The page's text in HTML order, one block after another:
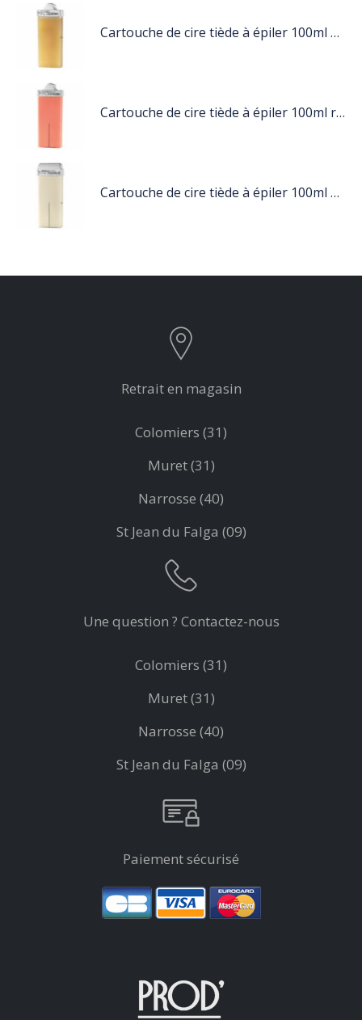
Cartouche de cire tiède à épiler 100ml miel
Cartouche de cire tiède à épiler 100ml rose
Cartouche de cire tiède à épiler 100ml blanc
Retrait en magasin
Colomiers (31)
Muret (31)
Narrosse (40)
St Jean du Falga (09)
Une question ? Contactez-nous
Colomiers (31)
Muret (31)
Narrosse (40)
St Jean du Falga (09)
Paiement sécurisé